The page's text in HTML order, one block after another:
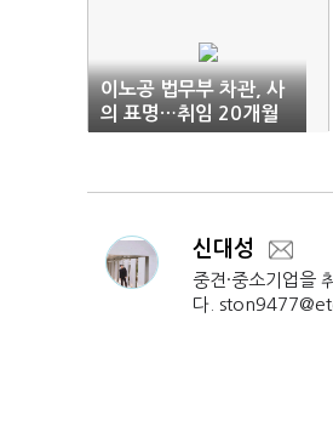
이노공 법무부 차관, 사
의 표명…취임 20개월
만
신대성
중견·중소기업을
다.